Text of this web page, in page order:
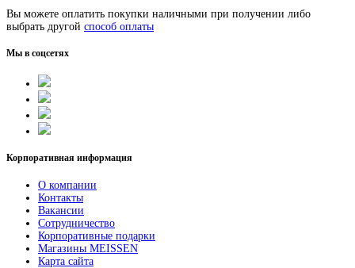
Вы можете оплатить покупки наличными при получении либо
выбрать другой способ оплаты
Мы в соцсетях
Корпоративная информация
О компании
Контакты
Вакансии
Сотрудничество
Корпоративные подарки
Магазины MEISSEN
Карта сайта